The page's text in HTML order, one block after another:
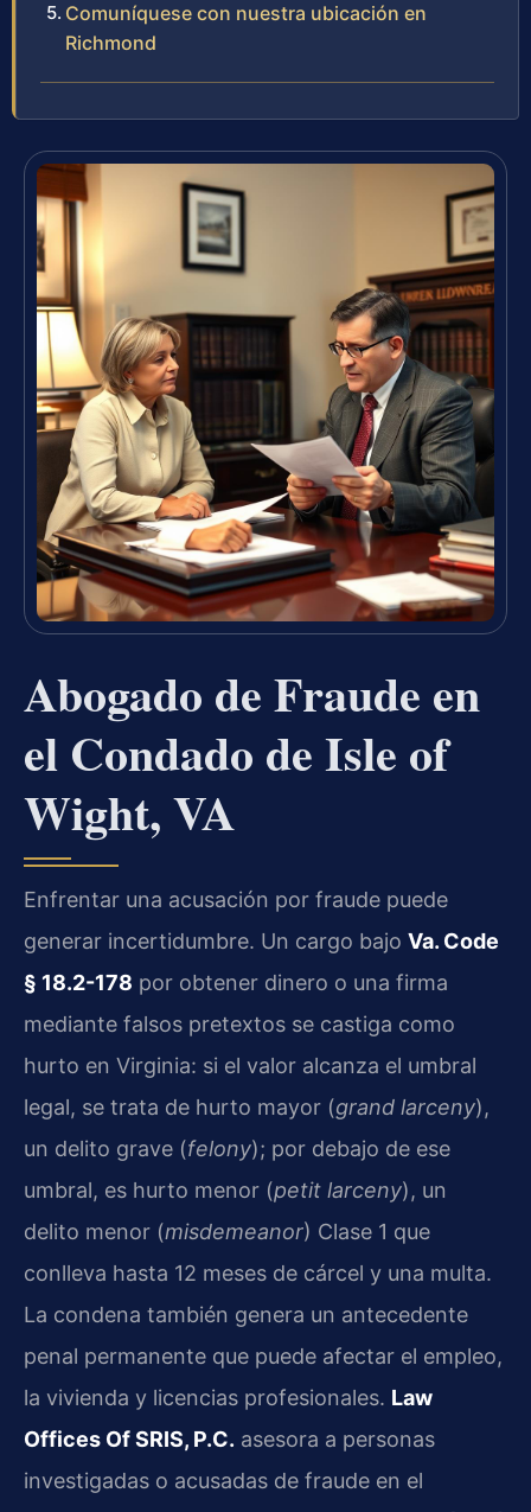
Comuníquese con nuestra ubicación en
Richmond
Abogado de Fraude en
el Condado de Isle of
Wight, VA
Enfrentar una acusación por fraude puede
generar incertidumbre. Un cargo bajo Va. Code
§ 18.2-178 por obtener dinero o una firma
mediante falsos pretextos se castiga como
hurto en Virginia: si el valor alcanza el umbral
legal, se trata de hurto mayor (grand larceny),
un delito grave (felony); por debajo de ese
umbral, es hurto menor (petit larceny), un
delito menor (misdemeanor) Clase 1 que
conlleva hasta 12 meses de cárcel y una multa.
La condena también genera un antecedente
penal permanente que puede afectar el empleo,
la vivienda y licencias profesionales. Law
Offices Of SRIS, P.C. asesora a personas
investigadas o acusadas de fraude en el